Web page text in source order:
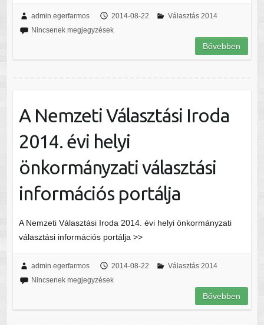
admin.egerfarmos 2014-08-22
Választás 2014
Nincsenek megjegyzések
Bővebben
A Nemzeti Választási Iroda
2014. évi helyi
önkormányzati választási
információs portálja
A Nemzeti Választási Iroda 2014. évi helyi önkormányzati
választási információs portálja >>
admin.egerfarmos 2014-08-22
Választás 2014
Nincsenek megjegyzések
Bővebben